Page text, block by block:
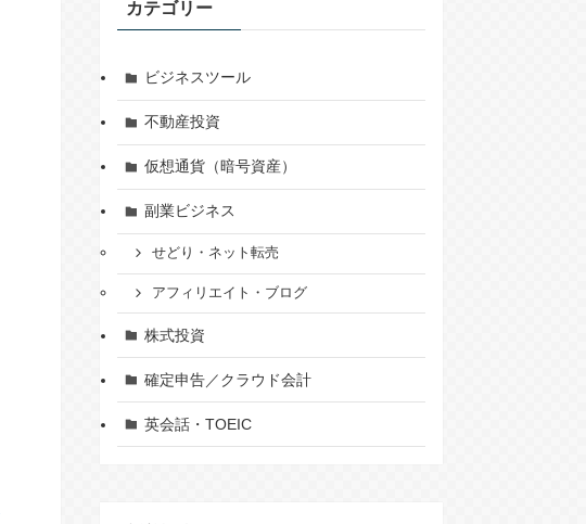
カテゴリー
ビジネスツール
不動産投資
仮想通貨（暗号資産）
副業ビジネス
せどり・ネット転売
アフィリエイト・ブログ
株式投資
確定申告／クラウド会計
英会話・TOEIC